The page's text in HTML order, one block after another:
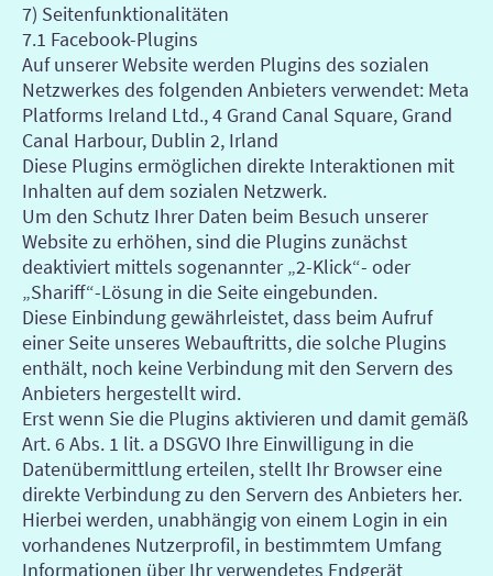
7) Seitenfunktionalitäten
7.1 Facebook-Plugins
Auf unserer Website werden Plugins des sozialen
Netzwerkes des folgenden Anbieters verwendet: Meta
Platforms Ireland Ltd., 4 Grand Canal Square, Grand
Canal Harbour, Dublin 2, Irland
Diese Plugins ermöglichen direkte Interaktionen mit
Inhalten auf dem sozialen Netzwerk.
Um den Schutz Ihrer Daten beim Besuch unserer
Website zu erhöhen, sind die Plugins zunächst
deaktiviert mittels sogenannter „2-Klick“- oder
„Shariff“-Lösung in die Seite eingebunden.
Diese Einbindung gewährleistet, dass beim Aufruf
einer Seite unseres Webauftritts, die solche Plugins
enthält, noch keine Verbindung mit den Servern des
Anbieters hergestellt wird.
Erst wenn Sie die Plugins aktivieren und damit gemäß
Art. 6 Abs. 1 lit. a DSGVO Ihre Einwilligung in die
Datenübermittlung erteilen, stellt Ihr Browser eine
direkte Verbindung zu den Servern des Anbieters her.
Hierbei werden, unabhängig von einem Login in ein
vorhandenes Nutzerprofil, in bestimmtem Umfang
Informationen über Ihr verwendetes Endgerät